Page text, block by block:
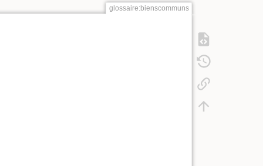
glossaire:bienscommuns